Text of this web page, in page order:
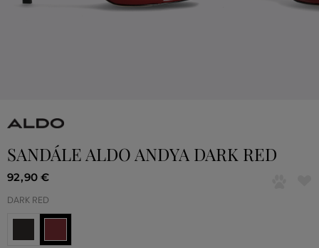
SANDÁLE ALDO ANDYA DARK RED
92,90 €
DARK RED